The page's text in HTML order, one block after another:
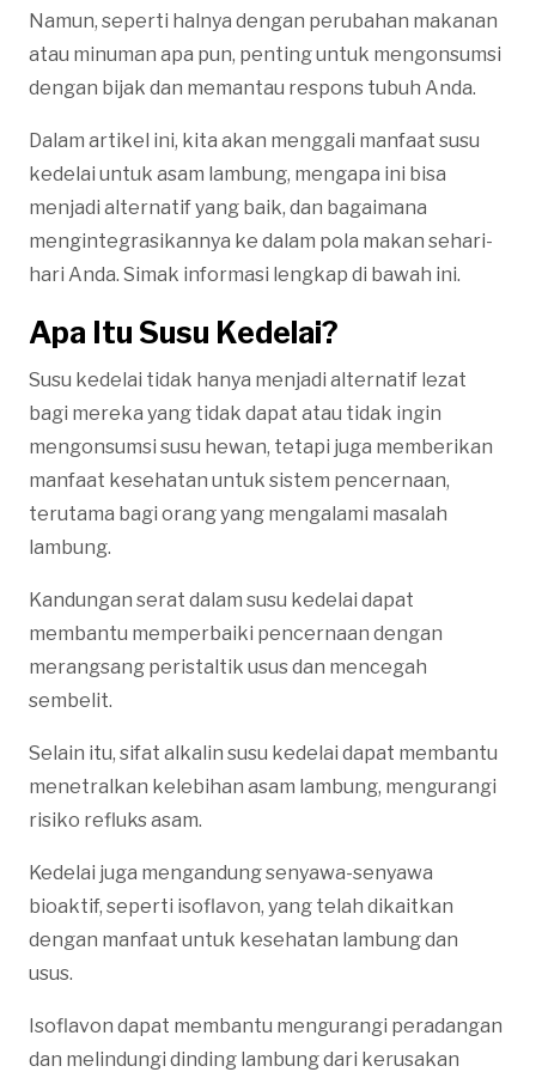
Namun, seperti halnya dengan perubahan makanan
atau minuman apa pun, penting untuk mengonsumsi
dengan bijak dan memantau respons tubuh Anda.
Dalam artikel ini, kita akan menggali manfaat susu
kedelai untuk asam lambung, mengapa ini bisa
menjadi alternatif yang baik, dan bagaimana
mengintegrasikannya ke dalam pola makan sehari-
hari Anda. Simak informasi lengkap di bawah ini.
Apa Itu Susu Kedelai?
Susu kedelai tidak hanya menjadi alternatif lezat
bagi mereka yang tidak dapat atau tidak ingin
mengonsumsi susu hewan, tetapi juga memberikan
manfaat kesehatan untuk sistem pencernaan,
terutama bagi orang yang mengalami masalah
lambung.
Kandungan serat dalam susu kedelai dapat
membantu memperbaiki pencernaan dengan
merangsang peristaltik usus dan mencegah
sembelit.
Selain itu, sifat alkalin susu kedelai dapat membantu
menetralkan kelebihan asam lambung, mengurangi
risiko refluks asam.
Kedelai juga mengandung senyawa-senyawa
bioaktif, seperti isoflavon, yang telah dikaitkan
dengan manfaat untuk kesehatan lambung dan
usus.
Isoflavon dapat membantu mengurangi peradangan
dan melindungi dinding lambung dari kerusakan